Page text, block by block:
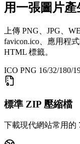
用一張圖片
上傳 PNG、JPG、
favicon.ico、應用程
HTML 標籤。
ICO PNG 16/32/180/
標準 ZIP 壓縮檔
下載現代網站常用的